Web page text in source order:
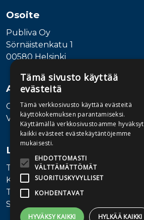
Osoite
Publiva Oy
Sörnäistenkatu 1
00580 Helsinki
Asiakaspalvelu
Ota yhteyttä
Vaihde: 010 345100
Lisätietoa
Toimitusehdot
Käyttöohjeet
Tietosuojaseloste
Saavutettavuusseloste
Tämä sivusto käyttää
evästeitä
Tämä verkkosivusto käyttää evästeitä
käyttökokemuksen parantamiseksi.
Käyttämällä verkkosivustoamme hyväksyt
kaikki evästeet evästekäytäntöjemme
mukaisesti.
EHDOTTOMASTI
VÄLTTÄMÄTTÖMÄT
SUORITUSKYVYLLISET
KOHDENTAVAT
HYVÄKSY KAIKKI HYLKÄÄ KAIKKI